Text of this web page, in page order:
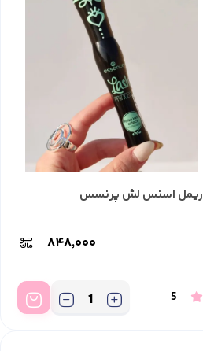
ریمل اسنس لش پرنسس
۸۴۸,۰۰۰
5